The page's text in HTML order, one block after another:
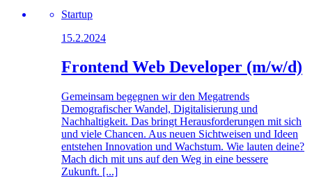
Startup
15.2.2024
Frontend Web Developer (m/w/d)
Gemeinsam begegnen wir den Megatrends
Demografischer Wandel, Digitalisierung und
Nachhaltigkeit. Das bringt Herausforderungen mit sich
und viele Chancen. Aus neuen Sichtweisen und Ideen
entstehen Innovation und Wachstum. Wie lauten deine?
Mach dich mit uns auf den Weg in eine bessere
Zukunft. [...]